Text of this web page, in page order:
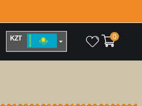
KZT 0